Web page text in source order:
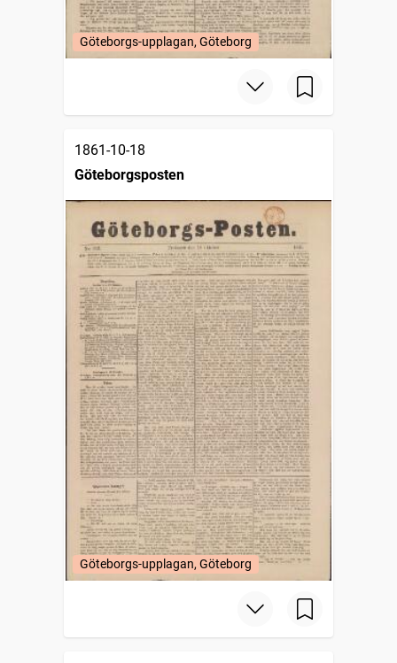
Göteborgs-upplagan, Göteborg
1861-10-18
Göteborgsposten
Göteborgs-upplagan, Göteborg